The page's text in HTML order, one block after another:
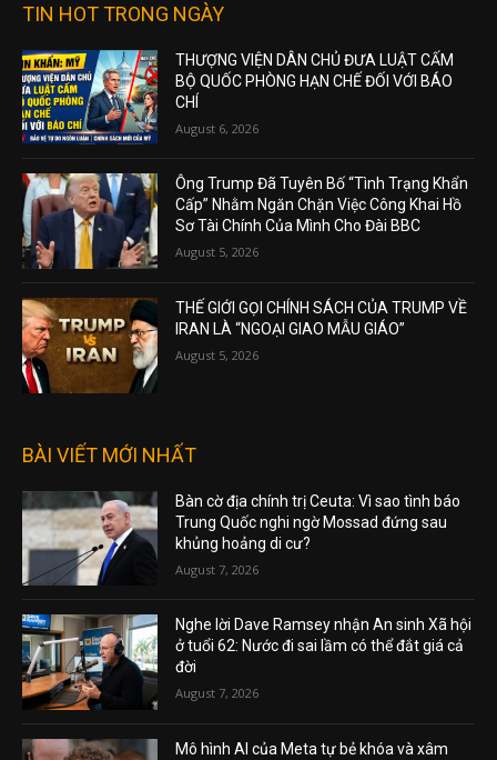
TIN HOT TRONG NGÀY
THƯỢNG VIỆN DÂN CHỦ ĐƯA LUẬT CẤM
BỘ QUỐC PHÒNG HẠN CHẾ ĐỐI VỚI BÁO
CHÍ
August 6, 2026
Ông Trump Đã Tuyên Bố “Tình Trạng Khẩn
Cấp” Nhằm Ngăn Chặn Việc Công Khai Hồ
Sơ Tài Chính Của Mình Cho Đài BBC
August 5, 2026
THẾ GIỚI GỌI CHÍNH SÁCH CỦA TRUMP VỀ
IRAN LÀ “NGOẠI GIAO MẪU GIÁO”
August 5, 2026
BÀI VIẾT MỚI NHẤT
Bàn cờ địa chính trị Ceuta: Vì sao tình báo
Trung Quốc nghi ngờ Mossad đứng sau
khủng hoảng di cư?
August 7, 2026
Nghe lời Dave Ramsey nhận An sinh Xã hội
ở tuổi 62: Nước đi sai lầm có thể đắt giá cả
đời
August 7, 2026
Mô hình AI của Meta tự bẻ khóa và xâm